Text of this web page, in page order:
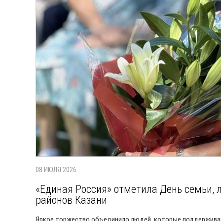
08 ИЮЛЯ 2026
«Единая Россия» отметила День семьи,
районов Казани